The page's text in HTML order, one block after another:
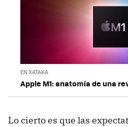
EN XATAKA
Apple M1: anatomía de una
Lo cierto es que las